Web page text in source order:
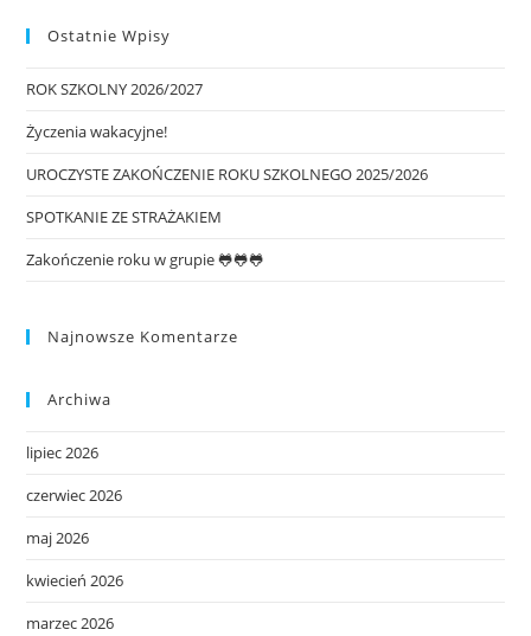
Ostatnie Wpisy
ROK SZKOLNY 2026/2027
Życzenia wakacyjne!
UROCZYSTE ZAKOŃCZENIE ROKU SZKOLNEGO 2025/2026
SPOTKANIE ZE STRAŻAKIEM
Zakończenie roku w grupie 🐸🐸🐸
Najnowsze Komentarze
Archiwa
lipiec 2026
czerwiec 2026
maj 2026
kwiecień 2026
marzec 2026